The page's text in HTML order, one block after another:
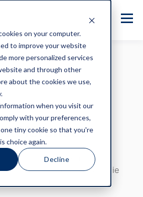
on your computer.
to improve your website
more personalized services
and through other
about the cookies we use,
when you visit our
with your preferences,
tiny cookie so that you're
choice again.
Decline
Références
entreprises nous ont confié
leurs élections CSE par voie